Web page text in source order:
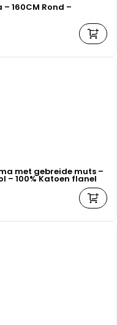
160CM Rond –
met gebreide muts –
– 100% Katoen flanel